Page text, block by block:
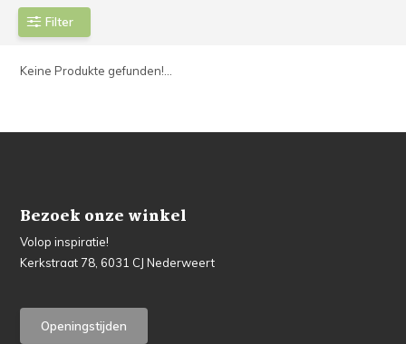
Filter
Keine Produkte gefunden!...
Bezoek onze winkel
Volop inspiratie!
Kerkstraat 78, 6031 CJ Nederweert
Openingstijden